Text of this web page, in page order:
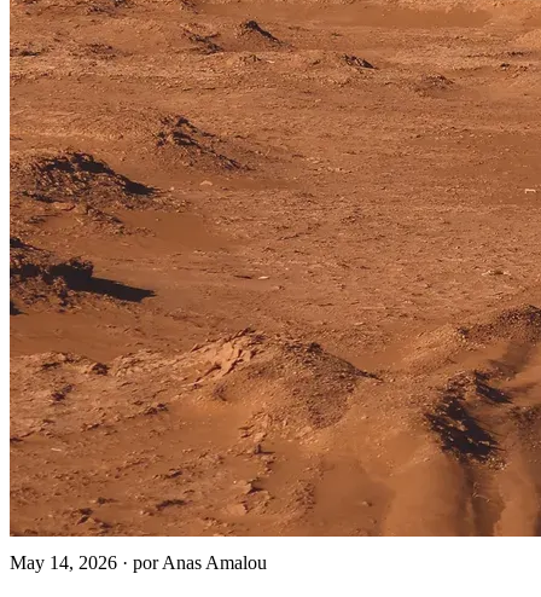
May 14, 2026 · por Anas Amalou